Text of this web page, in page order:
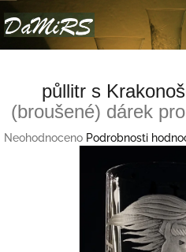
na
obsah
půllitr s
(broušené) dárek
Průměrné
Neohodnoceno Podrobnosti